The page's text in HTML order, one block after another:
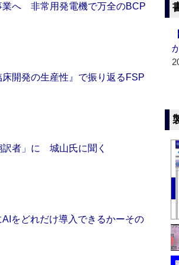
業へ 非常用発電機で万全のBCP
開発の生産性』で振り返るFSP
訳者」に 城山氏に聞く
をどれだけ導入できるかーその